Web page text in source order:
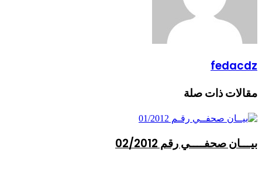
fedacdz
مقالات ذات صلة
بيـــان صحفــــي رقم 02/2012